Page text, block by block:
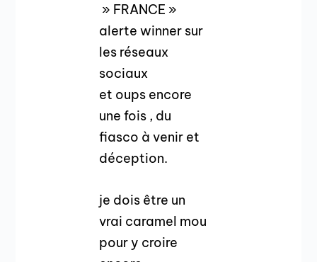
» FRANCE »
alerte winner sur
les réseaux
sociaux
et oups encore
une fois , du
fiasco à venir et
déception.
je dois être un
vrai caramel mou
pour y croire